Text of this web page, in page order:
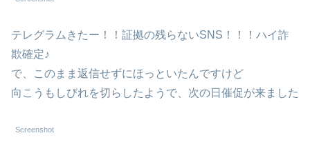
テレグラムきたー！！証拠の残らないSNS！！！ハイ詐
欺確定♪
で、このまま返信せずにほっといたんですけど
向こうもしびれを切らしたようで、次の日催促が来ました
Screenshot